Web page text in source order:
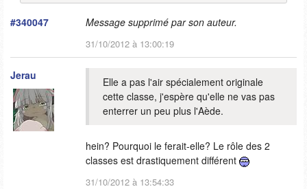
#340047 Message supprimé par son auteur.
31/10/2012 à 13:00:19
Jerau
Elle a pas l'air spécialement originale
cette classe, j'espère qu'elle ne vas pas
enterrer un peu plus l'Aède.
hein? Pourquoi le ferait-elle? Le rôle des 2
classes est drastiquement différent
31/10/2012 à 13:54:33